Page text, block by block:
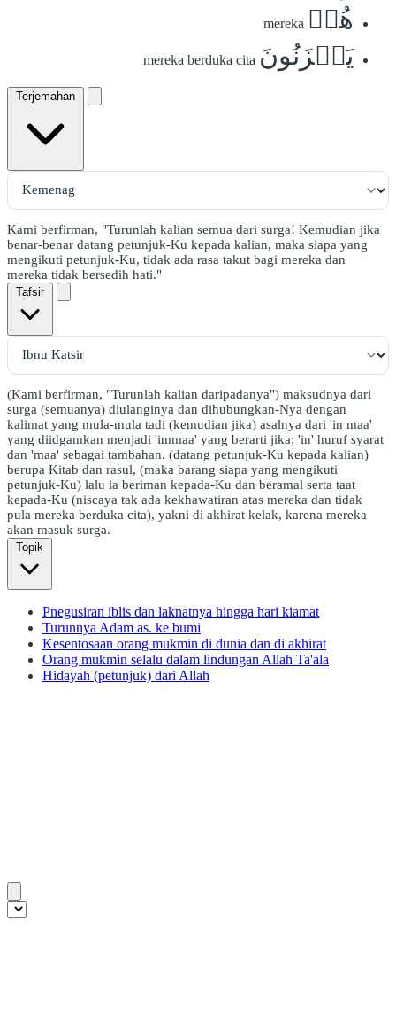
هُمۡ mereka
يَحۡزَنُونَ mereka berduka cita
Terjemahan
Kami berfirman, "Turunlah kalian semua dari surga! Kemudian jika
benar-benar datang petunjuk-Ku kepada kalian, maka siapa yang
mengikuti petunjuk-Ku, tidak ada rasa takut bagi mereka dan
mereka tidak bersedih hati."
Tafsir
(Kami berfirman, "Turunlah kalian daripadanya") maksudnya dari
surga (semuanya) diulanginya dan dihubungkan-Nya dengan
kalimat yang mula-mula tadi (kemudian jika) asalnya dari 'in maa'
yang diidgamkan menjadi 'immaa' yang berarti jika; 'in' huruf syarat
dan 'maa' sebagai tambahan. (datang petunjuk-Ku kepada kalian)
berupa Kitab dan rasul, (maka barang siapa yang mengikuti
petunjuk-Ku) lalu ia beriman kepada-Ku dan beramal serta taat
kepada-Ku (niscaya tak ada kekhawatiran atas mereka dan tidak
pula mereka berduka cita), yakni di akhirat kelak, karena mereka
akan masuk surga.
Topik
Pnegusiran iblis dan laknatnya hingga hari kiamat
Turunnya Adam as. ke bumi
Kesentosaan orang mukmin di dunia dan di akhirat
Orang mukmin selalu dalam lindungan Allah Ta'ala
Hidayah (petunjuk) dari Allah